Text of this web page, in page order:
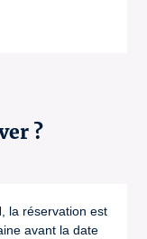
?
la réservation est
avant la date